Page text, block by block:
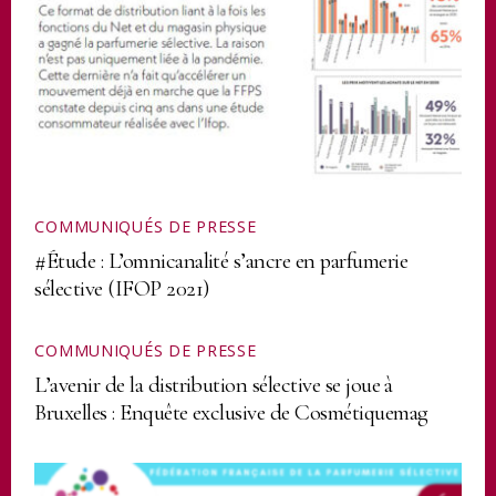
COMMUNIQUÉS DE PRESSE
#Étude : L’omnicanalité s’ancre en parfumerie
sélective (IFOP 2021)
COMMUNIQUÉS DE PRESSE
L’avenir de la distribution sélective se joue à
Bruxelles : Enquête exclusive de Cosmétiquemag